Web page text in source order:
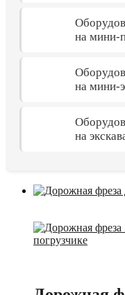
на мини-
на мини-
на